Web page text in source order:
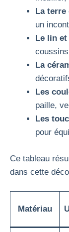
La terre
un
Le lin
La
Les
paille,
Les
pour
Ce tableau
dans cette
Matériau